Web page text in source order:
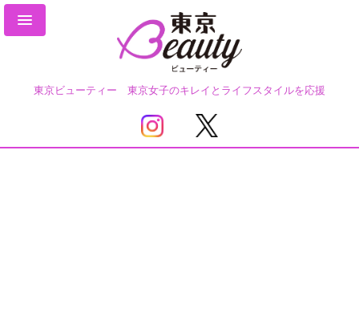
東京ビューティー 東京女子のキレイとライフスタイルを応援